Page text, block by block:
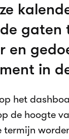
gaten
in
het
de hoogte